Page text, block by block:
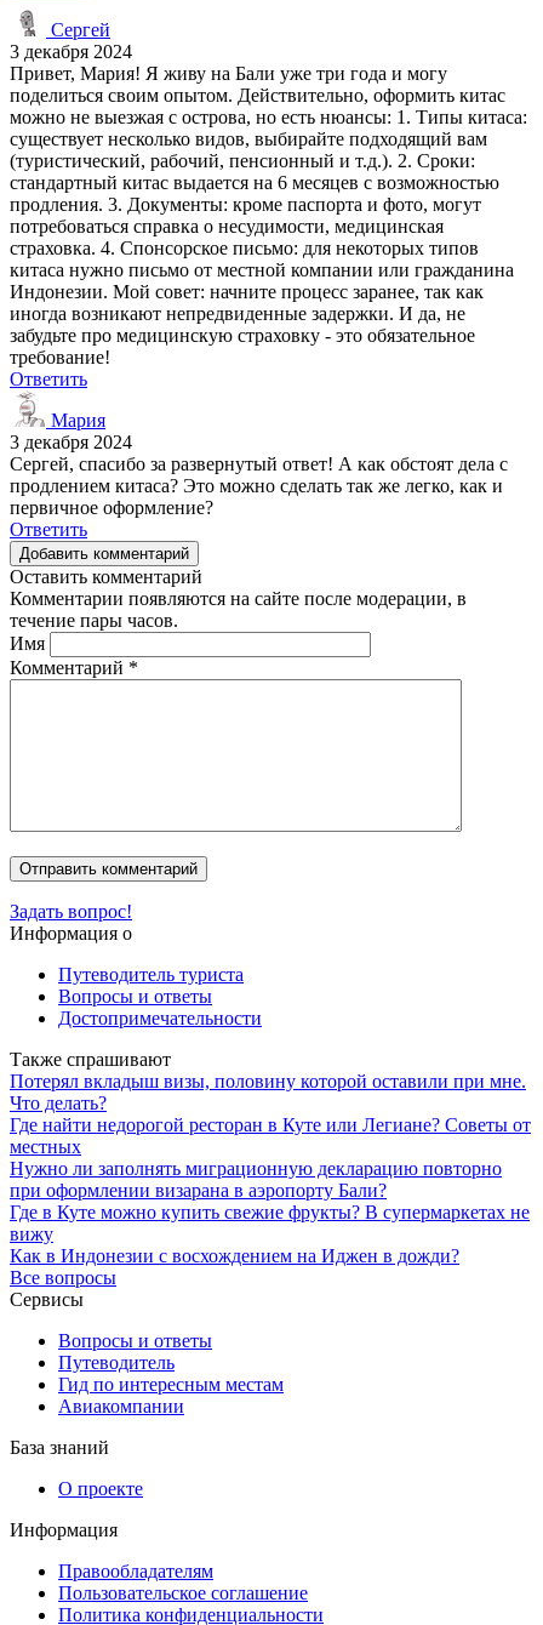
Сергей
3 декабря 2024
Привет, Мария! Я живу на Бали уже три года и могу
поделиться своим опытом. Действительно, оформить китас
можно не выезжая с острова, но есть нюансы: 1. Типы китаса:
существует несколько видов, выбирайте подходящий вам
(туристический, рабочий, пенсионный и т.д.). 2. Сроки:
стандартный китас выдается на 6 месяцев с возможностью
продления. 3. Документы: кроме паспорта и фото, могут
потребоваться справка о несудимости, медицинская
страховка. 4. Спонсорское письмо: для некоторых типов
китаса нужно письмо от местной компании или гражданина
Индонезии. Мой совет: начните процесс заранее, так как
иногда возникают непредвиденные задержки. И да, не
забудьте про медицинскую страховку - это обязательное
требование!
Ответить
Мария
3 декабря 2024
Сергей, спасибо за развернутый ответ! А как обстоят дела с
продлением китаса? Это можно сделать так же легко, как и
первичное оформление?
Ответить
Добавить комментарий
Оставить комментарий
Комментарии появляются на сайте после модерации, в
течение пары часов.
Имя
Комментарий *
Задать вопрос!
Информация о
Путеводитель туриста
Вопросы и ответы
Достопримечательности
Также спрашивают
Потерял вкладыш визы, половину которой оставили при мне.
Что делать?
Где найти недорогой ресторан в Куте или Легиане? Советы от
местных
Нужно ли заполнять миграционную декларацию повторно
при оформлении визарана в аэропорту Бали?
Где в Куте можно купить свежие фрукты? В супермаркетах не
вижу
Как в Индонезии с восхождением на Иджен в дожди?
Все вопросы
Сервисы
Вопросы и ответы
Путеводитель
Гид по интересным местам
Авиакомпании
База знаний
О проекте
Информация
Правообладателям
Пользовательское соглашение
Политика конфиденциальности